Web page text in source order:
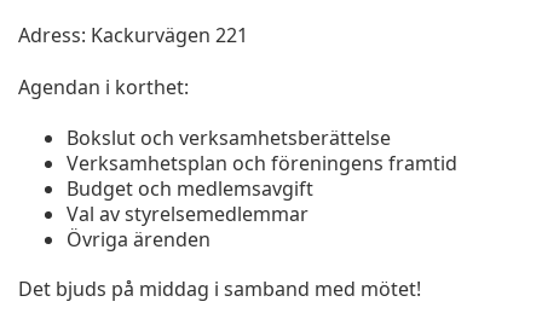
Adress: Kackurvägen 221
Agendan i korthet:
Bokslut och verksamhetsberättelse
Verksamhetsplan och föreningens framtid
Budget och medlemsavgift
Val av styrelsemedlemmar
Övriga ärenden
Det bjuds på middag i samband med mötet!